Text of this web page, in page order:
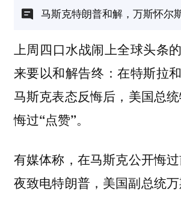
马斯克特朗普和解，万斯怀尔
上周四口水战闹上全球头条
来要以和解告终：在特斯拉
马斯克表态反悔后， 美国总
悔过“点赞”。
有媒体称， 在马斯克公开悔
夜致电特朗普，美国副总统